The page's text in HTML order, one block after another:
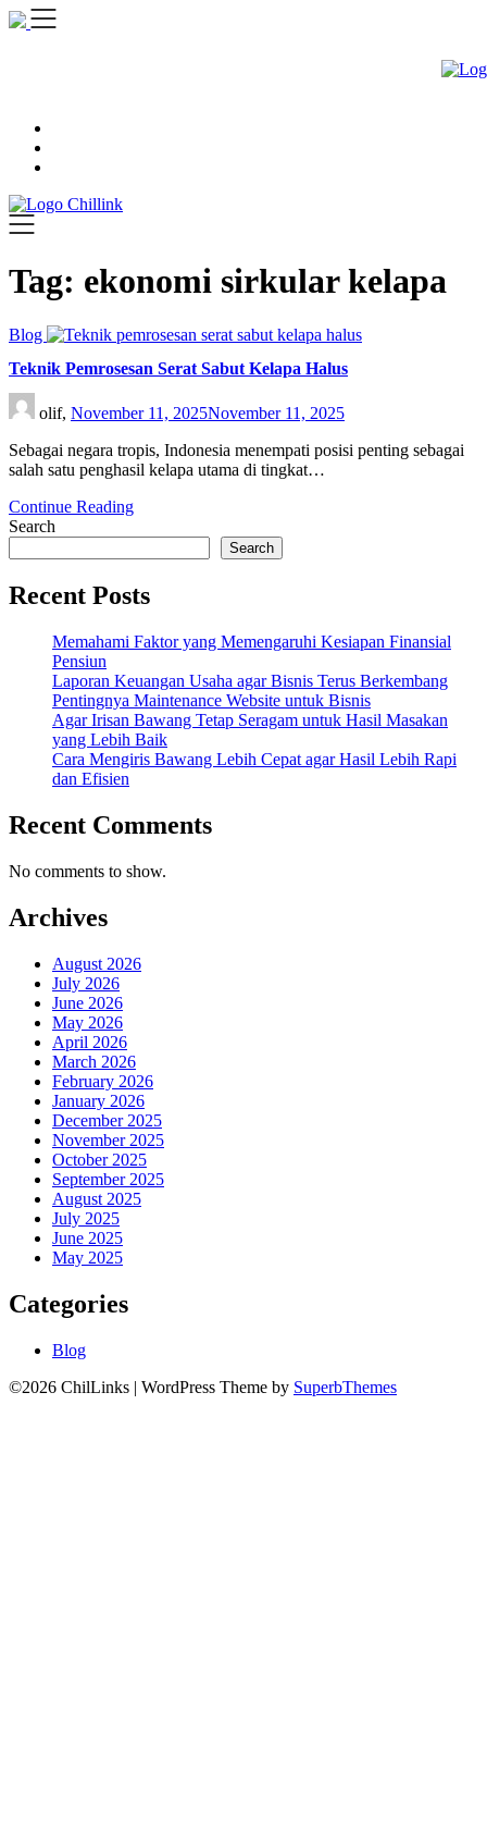
Skip
Tag: ekonomi sirkular kelapa
Blog
Teknik Pemrosesan Serat Sabut Kelapa Halus
olif, November 11, 2025November 11, 2025
Sebagai negara tropis, Indonesia menempati posisi penting sebagai
salah satu penghasil kelapa utama di tingkat…
Continue Reading
Search
Search
Recent Posts
Memahami Faktor yang Memengaruhi Kesiapan Finansial
Pensiun
Laporan Keuangan Usaha agar Bisnis Terus Berkembang
Pentingnya Maintenance Website untuk Bisnis
Agar Irisan Bawang Tetap Seragam untuk Hasil Masakan
yang Lebih Baik
Cara Mengiris Bawang Lebih Cepat agar Hasil Lebih Rapi
dan Efisien
Recent Comments
No comments to show.
Archives
August 2026
July 2026
June 2026
May 2026
April 2026
March 2026
February 2026
January 2026
December 2025
November 2025
October 2025
September 2025
August 2025
July 2025
June 2025
May 2025
Categories
Blog
©2026 ChilLinks | WordPress Theme by SuperbThemes